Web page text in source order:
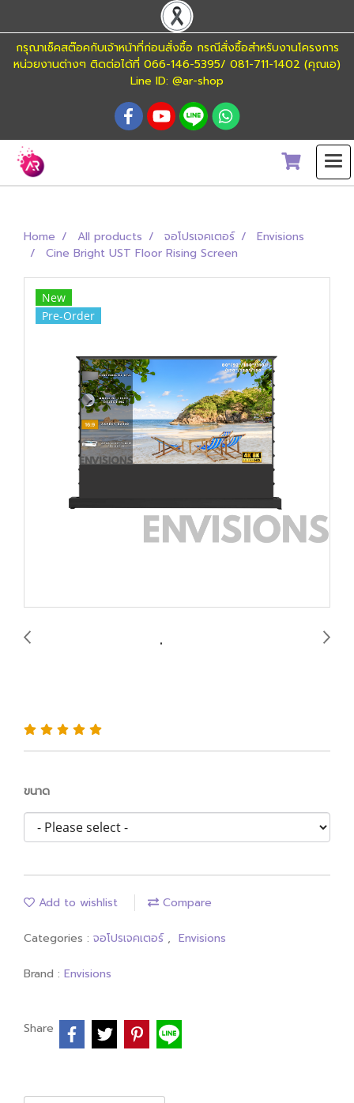
กรุณาเช็คสต๊อคกับเจ้าหน้าที่ก่อนสั่งซื้อ กรณีสั่งซื้อสำหรับงานโครงการ
หน่วยงานต่างๆ ติดต่อได้ที่ 066-146-5395/ 081-711-1402 (คุณเอ)
Line ID: @ar-shop
Home All products จอโปรเจคเตอร์
Envisions
Cine Bright UST Floor Rising Screen
New
Pre-Order
ขนาด
Add to wishlist Compare
Categories : จอโปรเจคเตอร์ , Envisions
Brand : Envisions
Share